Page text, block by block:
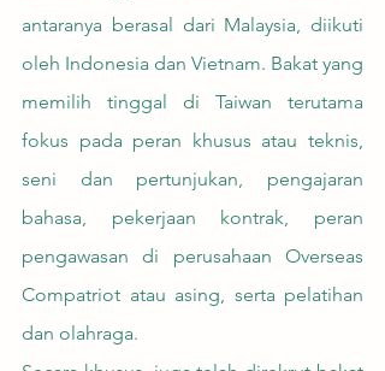
antaranya berasal dari Malaysia, diikuti
oleh Indonesia dan Vietnam. Bakat yang
memilih tinggal di Taiwan terutama
fokus pada peran khusus atau teknis,
seni dan pertunjukan, pengajaran
bahasa, pekerjaan kontrak, peran
pengawasan di perusahaan Overseas
Compatriot atau asing, serta pelatihan
dan olahraga.